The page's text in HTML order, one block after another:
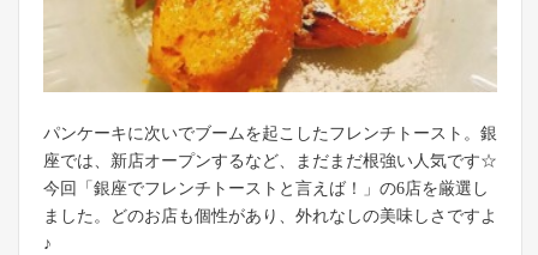
パンケーキに次いでブームを起こしたフレンチトースト。銀
座では、新店オープンするなど、まだまだ根強い人気です☆
今回「銀座でフレンチトーストと言えば！」の6店を厳選し
ました。どのお店も個性があり、外れなしの美味しさですよ
♪